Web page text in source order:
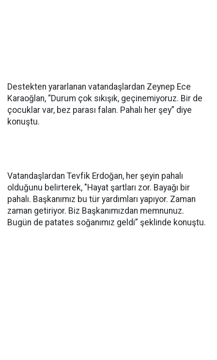
Destekten yararlanan vatandaşlardan Zeynep Ece
Karaoğlan, “Durum çok sıkışık, geçinemiyoruz. Bir de
çocuklar var, bez parası falan. Pahalı her şey” diye
konuştu.
Vatandaşlardan Tevfik Erdoğan, her şeyin pahalı
olduğunu belirterek, "Hayat şartları zor. Bayağı bir
pahalı. Başkanımız bu tür yardımları yapıyor. Zaman
zaman getiriyor. Biz Başkanımızdan memnunuz.
Bugün de patates soğanımız geldi” şeklinde konuştu.